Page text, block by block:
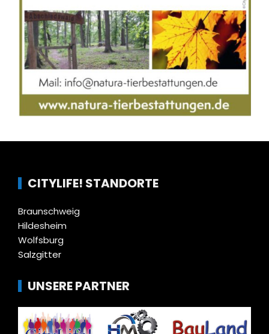
CITYLIFE! STANDORTE
Braunschweig
Hildesheim
Wolfsburg
Salzgitter
UNSERE PARTNER